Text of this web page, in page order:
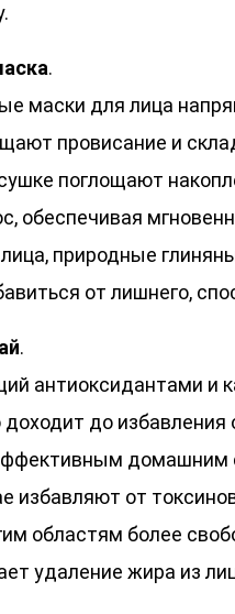
.
маски для лица
провисание и
поглощают
обеспечивая
природные
от лишнего,
.
антиоксидантами и
доходит до
домашним
избавляют от
областям более
удаление жира из